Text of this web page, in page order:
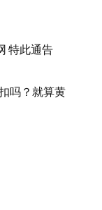
特此通告
吗？就算黄